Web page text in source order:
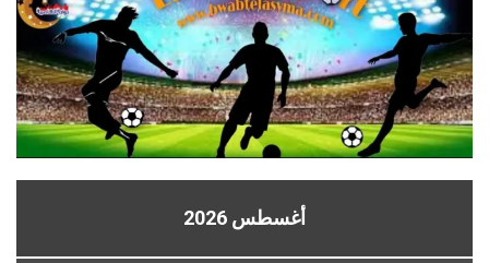
أغسطس 2026